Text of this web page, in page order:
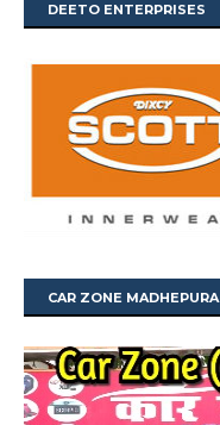
DEETO ENTERPRISES
CAR ZONE MADHEPURA